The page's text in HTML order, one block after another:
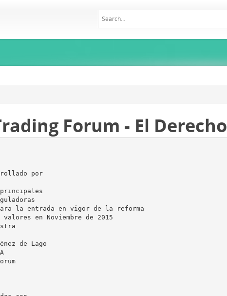
Forum - El Derecho
por
la entrada en vigor de la reforma
valores en Noviembre de 2015
de Lago